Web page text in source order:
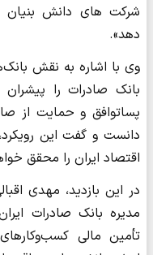
شرکت های دانش بنیان
دهد».
وی با اشاره به نقش
بانک صادرات را
پساتوافق و حمایت از
دانست و گفت این
اقتصاد ایران را محقق
در این بازدید، مهدی
مدیره بانک صادرات
تأمین مالی